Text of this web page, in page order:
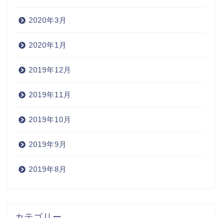
2020年3月
2020年1月
2019年12月
2019年11月
2019年10月
2019年9月
2019年8月